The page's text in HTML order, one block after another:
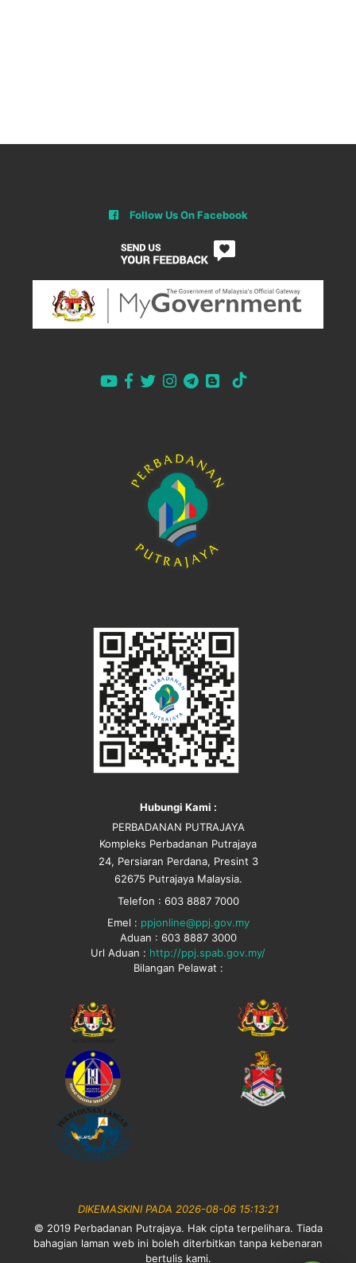
Follow Us On Facebook
Hubungi Kami :
PERBADANAN PUTRAJAYA
Kompleks Perbadanan Putrajaya
24, Persiaran Perdana, Presint 3
62675 Putrajaya Malaysia.
Telefon : 603 8887 7000
Emel : ppjonline@ppj.gov.my
Aduan : 603 8887 3000
Url Aduan : http://ppj.spab.gov.my/
Bilangan Pelawat :
DIKEMASKINI PADA 2026-08-06 15:13:21
© 2019 Perbadanan Putrajaya. Hak cipta terpelihara. Tiada
bahagian laman web ini boleh diterbitkan tanpa kebenaran
bertulis kami.